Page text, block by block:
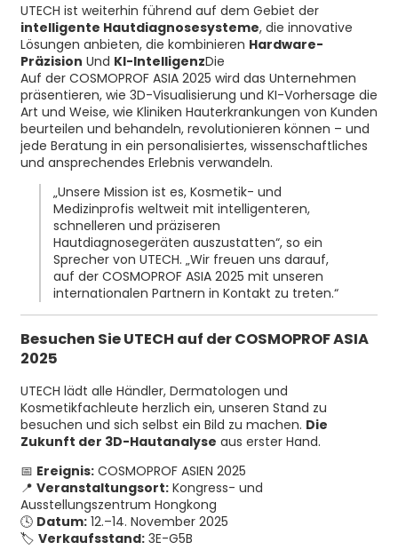
UTECH ist weiterhin führend auf dem Gebiet der
intelligente Hautdiagnosesysteme, die innovative
Lösungen anbieten, die kombinieren Hardware-
Präzision Und KI-IntelligenzDie
Auf der COSMOPROF ASIA 2025 wird das Unternehmen
präsentieren, wie 3D-Visualisierung und KI-Vorhersage die
Art und Weise, wie Kliniken Hauterkrankungen von Kunden
beurteilen und behandeln, revolutionieren können – und
jede Beratung in ein personalisiertes, wissenschaftliches
und ansprechendes Erlebnis verwandeln.
„Unsere Mission ist es, Kosmetik- und
Medizinprofis weltweit mit intelligenteren,
schnelleren und präziseren
Hautdiagnosegeräten auszustatten“, so ein
Sprecher von UTECH. „Wir freuen uns darauf,
auf der COSMOPROF ASIA 2025 mit unseren
internationalen Partnern in Kontakt zu treten.“
Besuchen Sie UTECH auf der COSMOPROF ASIA
2025
UTECH lädt alle Händler, Dermatologen und
Kosmetikfachleute herzlich ein, unseren Stand zu
besuchen und sich selbst ein Bild zu machen. Die
Zukunft der 3D-Hautanalyse aus erster Hand.
📅 Ereignis:COSMOPROF ASIEN 2025
📍 Veranstaltungsort:Kongress- und
Ausstellungszentrum Hongkong
🕓 Datum:12.–14. November 2025
🏷 Verkaufsstand:3E-G5B